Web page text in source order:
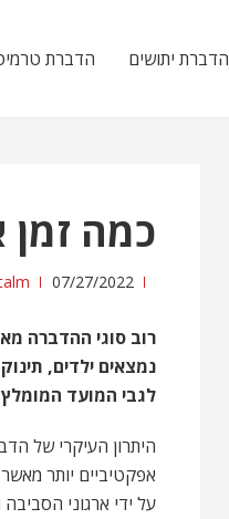
הדברת הדברת יתושים
כמה
07/27/2022
רוב סוגי ההדברה
נמצאים ילדים,
לגבי המועד המומלץ
היתרון העיקרי של
אפקטיביים יותר
על ידי ארגוני